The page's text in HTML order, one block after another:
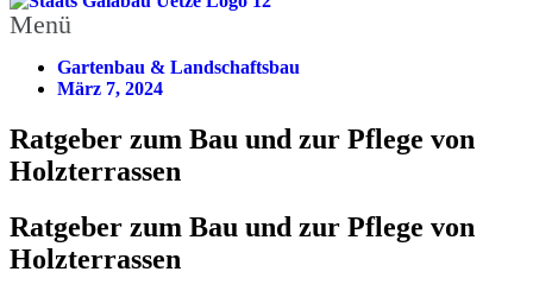
Menü
Gartenbau & Landschaftsbau
März 7, 2024
Ratgeber zum Bau und zur Pflege von
Holzterrassen
Ratgeber zum Bau und zur Pflege von
Holzterrassen